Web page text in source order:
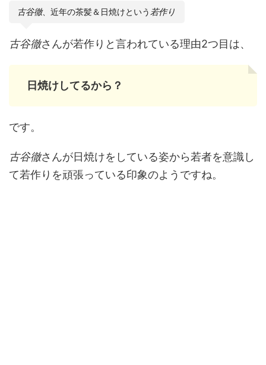
古谷徹、近年の茶髪＆日焼けという 若作り
古谷徹さんが若作りと言われている理由2つ目は、
日焼けしてるから？
です。
古谷徹さんが日焼けをしている姿から若者を意識し
て若作りを頑張っている印象のようですね。